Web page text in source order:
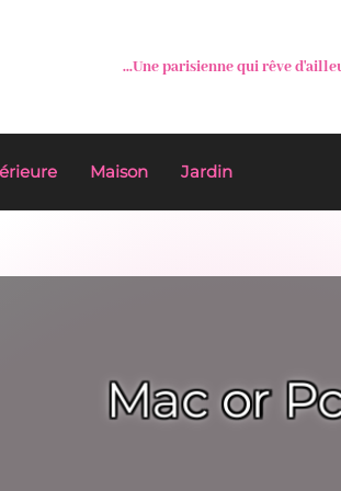
...Une parisienne qui rêve
Maison Jardin
Mac or